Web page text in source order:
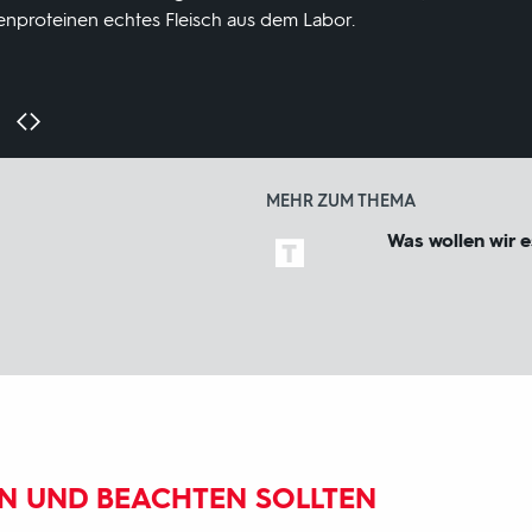
echtes Fleisch aus dem Labor.
MEHR ZUM THEMA
Was wollen wir
UND BEACHTEN SOLLTEN